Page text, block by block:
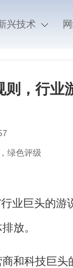
兴技术
，行业
， 绿色评级
业巨头的游
放。
和科技巨